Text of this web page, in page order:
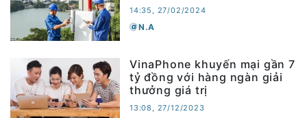
14:35, 27/02/2024
N.A
VinaPhone khuyến mại gần 7
tỷ đồng với hàng ngàn giải
thưởng giá trị
13:08, 27/12/2023